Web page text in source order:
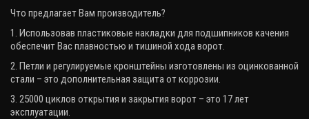
Что предлагает Вам производитель?
1. Использовав пластиковые накладки для подшипников качения
обеспечит Вас плавностью и тишиной хода ворот.
2. Петли и регулируемые кронштейны изготовлены из оцинкованной
стали – это дополнительная защита от коррозии.
3. 25000 циклов открытия и закрытия ворот – это 17 лет
эксплуатации.